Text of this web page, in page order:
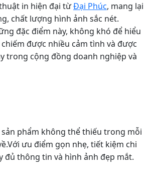
in hiện đại từĐại Phúc, mang lại
chất lượng hình ảnh sắc nét.
đặc điểm này, không khó để hiểu
được nhiều cảm tình và được
trong cộng đồng doanh nghiệp và
phẩm không thể thiếu trong mỗi
ưu điểm gọn nhẹ, tiết kiệm chi
đủ thông tin và hình ảnh đẹp mắt.